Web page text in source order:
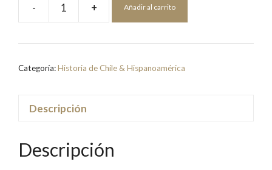
-
Cartas
Mujeres
Chile,
Vergara
+ Añadir al carrito
Categoría:Historia de Chile & Hispanoamérica
Descripción
Descripción